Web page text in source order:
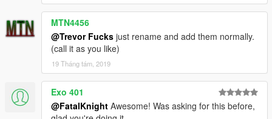
MTN4456
@Trevor Fucks just rename and add them normally.
(call it as you like)
19 Tháng tám, 2019
Exo 401
@FatalKnight Awesome! Was asking for this before,